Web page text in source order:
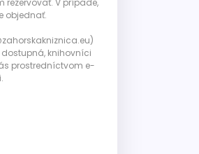
objednať.
knihovníci
prostredníctvom e-